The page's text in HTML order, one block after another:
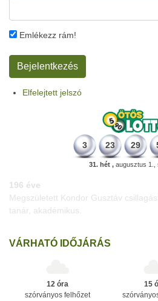
Emlékezz rám!
Elfelejtett jelszó
3 23 29
31. hét ,augusztus 1.,
196 éve
Megszületett Kondor Gusztáv
tanár, akadémikus.
VÁRHATÓ IDŐJÁRÁS
12 óra
szórványos felhőzet
15